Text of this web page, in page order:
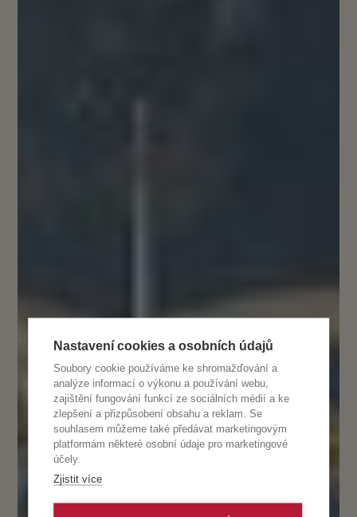
Nastavení cookies a osobních údajů
Soubory cookie používáme ke shromažďování a
analýze informací o výkonu a používání webu,
zajištění fungování funkcí ze sociálních médií a ke
zlepšení a přizpůsobení obsahu a reklam. Se
souhlasem můžeme také předávat marketingovým
platformám některé osobní údaje pro marketingové
účely.
Zjistit více